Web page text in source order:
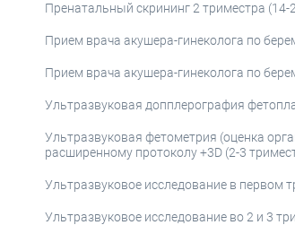
Пренатальный скрининг 2 триместра (14-
Прием врача акушера-гинеколога по
Прием врача акушера-гинеколога по
Ультразвуковая допплерография
Ультразвуковая фетометрия (оценка
расширенному протоколу +3D (2-3
Ультразвуковое исследование в первом
Ультразвуковое исследование во 2 и 3